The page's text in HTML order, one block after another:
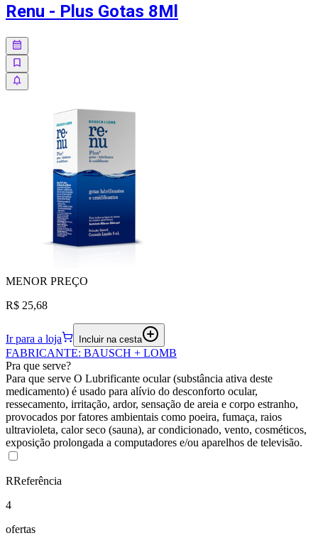
Renu - Plus Gotas 8Ml
MENOR PREÇO
R$ 25,68
Ir para a loja Incluir na cesta
FABRICANTE: BAUSCH + LOMB
Pra que serve?
Para que serve O Lubrificante ocular (substância ativa deste
medicamento) é usado para alívio do desconforto ocular,
ressecamento, irritação, ardor, sensação de areia e corpo estranho,
provocados por fatores ambientais como poeira, fumaça, raios
ultravioleta, calor seco (sauna), ar condicionado, vento, cosméticos,
exposição prolongada a computadores e/ou aparelhos de televisão.
RReferência
4
ofertas